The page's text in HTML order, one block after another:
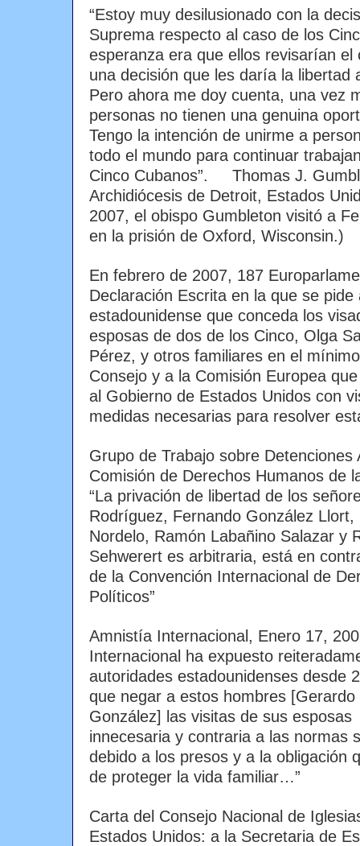
“Estoy muy desilusionado con la
Suprema respecto al caso de los
esperanza era que ellos revisarían
una decisión que les daría la libertad
Pero ahora me doy cuenta, una vez
personas no tienen una genuina
Tengo la intención de unirme a
todo el mundo para continuar
Cinco Cubanos”. Thomas J.
Archidiócesis de Detroit, Estados
2007, el obispo Gumbleton visitó a
en la prisión de Oxford, Wisconsin.)
En febrero de 2007, 187
Declaración Escrita en la que se pide
estadounidense que conceda los
esposas de dos de los Cinco, Olga
Pérez, y otros familiares en el
Consejo y a la Comisión Europea
al Gobierno de Estados Unidos con
medidas necesarias para resolver
Grupo de Trabajo sobre Detenciones
Comisión de Derechos Humanos de
“La privación de libertad de los
Rodríguez, Fernando González
Nordelo, Ramón Labañino Salazar y
Sehwerert es arbitraria, está en
de la Convención Internacional de
Políticos”
Amnistía Internacional, Enero 17,
Internacional ha expuesto
autoridades estadounidenses desde
que negar a estos hombres
González] las visitas de sus
innecesaria y contraria a las normas
debido a los presos y a la obligación
de proteger la vida familiar…”
Carta del Consejo Nacional de
Estados Unidos: a la Secretaria de